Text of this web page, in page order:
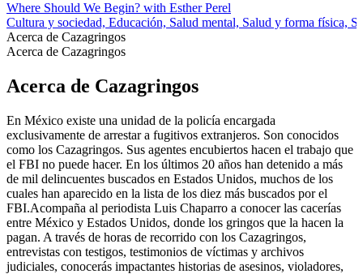
Where Should We Begin? with Esther Perel
Cultura y sociedad, Educación, Salud mental, Salud y forma física,
Acerca de Cazagringos
Acerca de Cazagringos
Acerca de Cazagringos
En México existe una unidad de la policía encargada
exclusivamente de arrestar a fugitivos extranjeros. Son conocidos
como los Cazagringos. Sus agentes encubiertos hacen el trabajo que
el FBI no puede hacer. En los últimos 20 años han detenido a más
de mil delincuentes buscados en Estados Unidos, muchos de los
cuales han aparecido en la lista de los diez más buscados por el
FBI.Acompaña al periodista Luis Chaparro a conocer las cacerías
entre México y Estados Unidos, donde los gringos que la hacen la
pagan. A través de horas de recorrido con los Cazagringos,
entrevistas con testigos, testimonios de víctimas y archivos
judiciales, conocerás impactantes historias de asesinos, violadores,